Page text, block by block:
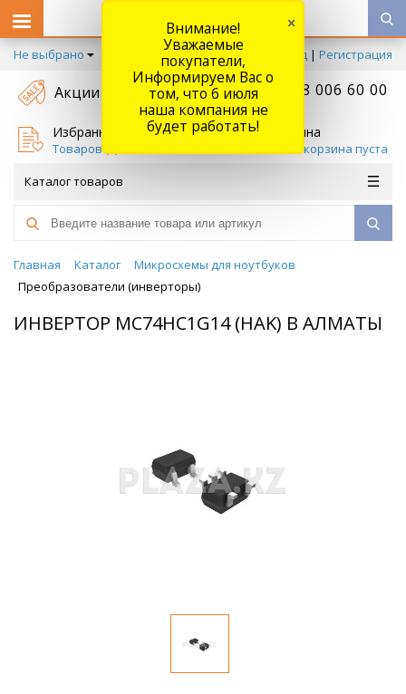
Не выбрано Вход | Регистрация
Акции +7 778 006 60 00
Избранное
Товаров (
Корзина
Ваша корзина пуста
Каталог товаров
Главная Каталог
Микросхемы для ноутбуков
Преобразователи (инверторы)
ИНВЕРТОР MC74HC1G14 (HAK) В АЛМАТЫ
Внимание!
Уважаемые
покупатели,
Информируем Вас о
том, что 6 июля
наша компания не
будет работать!
×